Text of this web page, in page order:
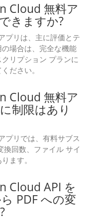
Cloud 無料ア
きますか?
プリは、主に評価とテ
場合は、完全な機能
リプション プランに
ださい。
Cloud 無料ア
制限はあり
プリでは、有料サブス
換回数、ファイル サイ
ます。
Cloud API を
PDF への変